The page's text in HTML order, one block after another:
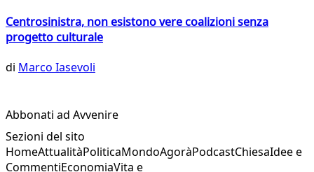
Centrosinistra, non esistono vere coalizioni senza
progetto culturale
di Marco Iasevoli
Abbonati ad Avvenire
Sezioni del sito
HomeAttualitàPoliticaMondoAgoràPodcastChiesaIdee e
CommentiEconomiaVita e